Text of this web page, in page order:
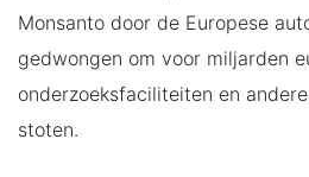
Monsanto door de Europese
gedwongen om voor miljarden
onderzoeksfaciliteiten en
stoten.